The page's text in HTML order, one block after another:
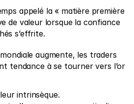
appelé la « matière première
de valeur lorsque la confiance
s’effrite.
augmente, les traders
tendance à se tourner vers l’or
intrinsèque.